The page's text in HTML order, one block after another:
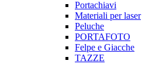
Portachiavi
Materiali per laser
Peluche
PORTAFOTO
Felpe e Giacche
TAZZE